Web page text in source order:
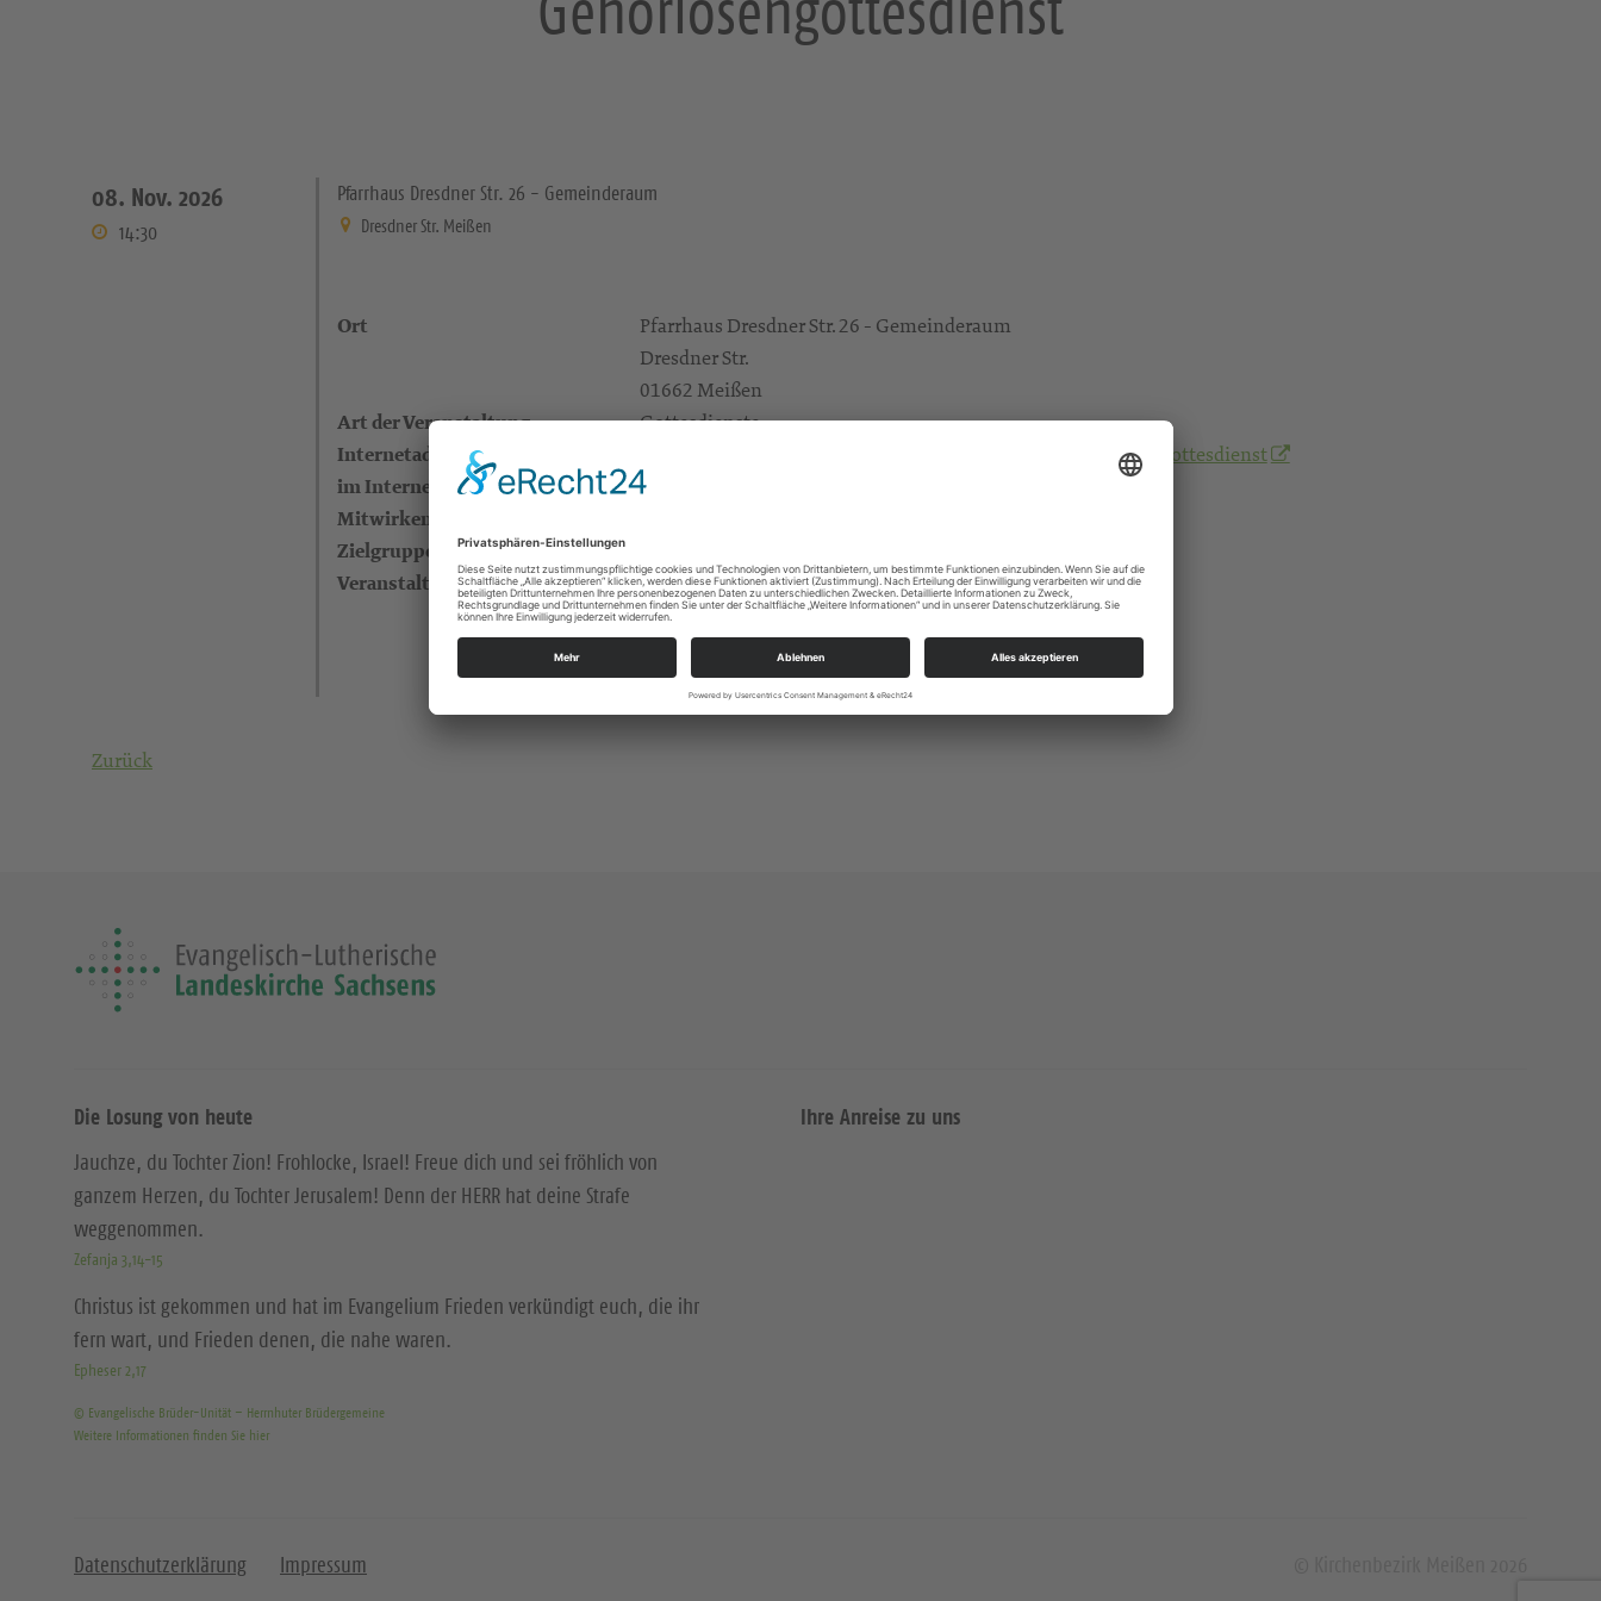
08. Nov. 2026
14:30
Pfarrhaus Dresdner Str. 26 - Gemeinderaum
Dresdner Str. Meißen
Ort
Pfarrhaus Dresdner Str. 26 - Gemeinderaum
Dresdner Str.
01662 Meißen
Art der Veranstaltung Gottesdienste
Internetadresse (eigene Infos
im Internet)
https://landing.churchdesk.com/de/e/44031725/gehorlosengottesdienst
Mitwirkende
Zielgruppe
Veranstalter KBG Meißen St.Afra
Markt 10
01662 Meißen
kg.meissen_afra@evlks.de
Zurück
Die Losung von heute
Jauchze, du Tochter Zion! Frohlocke, Israel! Freue dich und sei fröhlich von
ganzem Herzen, du Tochter Jerusalem! Denn der HERR hat deine Strafe
weggenommen.
Zefanja 3,14-15
Christus ist gekommen und hat im Evangelium Frieden verkündigt euch, die ihr
fern wart, und Frieden denen, die nahe waren.
Epheser 2,17
© Evangelische Brüder-Unität – Herrnhuter Brüdergemeine
Weitere Informationen finden Sie hier
Ihre Anreise zu uns
Datenschutzerklärung Impressum